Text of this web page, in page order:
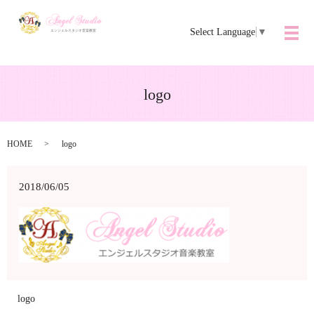
Select Language ▼
メ
logo
HOME logo
2018/06/05
logo